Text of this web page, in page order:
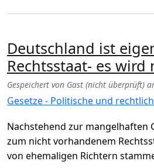
Deutschland ist
Rechtsstaat- es wird
Gespeichert von Gast (nicht überprüft)
Gesetze - Politische und
Nachstehend zur mangelhaften
zum nicht vorhandenem
von ehemaligen Richtern